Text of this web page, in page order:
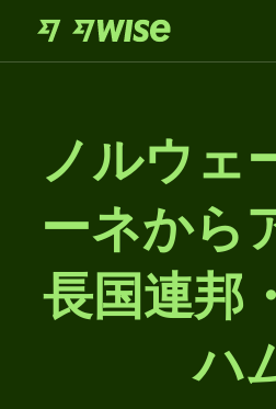
ノルウェ
ーネから
長国連邦
ハ